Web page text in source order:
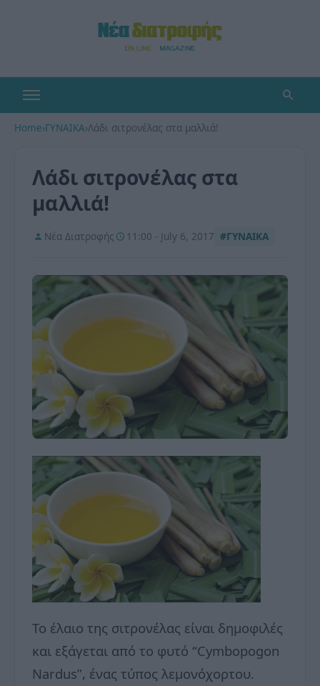
Home›ΓΥΝΑΙΚΑ›Λάδι σιτρονέλας στα μαλλιά!
Λάδι σιτρονέλας στα
μαλλιά!
Νέα Διατροφής 11:00 - July 6, 2017 #ΓΥΝΑΙΚΑ
Το έλαιο της σιτρονέλας είναι δημοφιλές
και εξάγεται από το φυτό “Cymbopogon
Nardus”, ένας τύπος λεμονόχορτου.